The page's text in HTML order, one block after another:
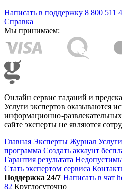
Написать в поддержку 8 800 511
Справка
Мы принимаем:
Онлайн сервис гаданий и
Услуги экспертов оказываются
информационно-
сайте эксперты не являются
Главная Эксперты Журнал Услуги
программа Создать аккаунт
Гарантия результата
Стать экспертом сервиса
Поддержка 24/7 Написать в чат
82 Круглосуточно